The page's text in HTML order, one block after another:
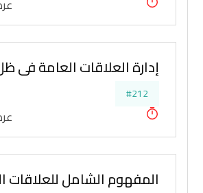
إدارة العلاقات العامة في
#212
المفهوم الشامل للعلاقات